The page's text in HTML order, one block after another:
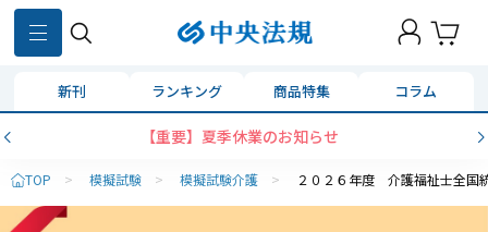
新刊 ランキング 商品特集 コラム
【重要】夏季休業のお知らせ
TOP > 模擬試験 > 模擬試験介護 > ２０２６年度 介護福祉士全国